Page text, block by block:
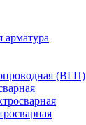
арматура
(ВГП)